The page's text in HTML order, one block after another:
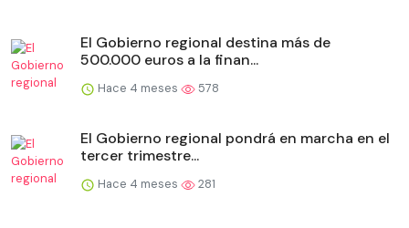
El Gobierno regional destina más de
500.000 euros a la finan...
Hace 4 meses 578
El Gobierno regional pondrá en marcha en el
tercer trimestre...
Hace 4 meses 281